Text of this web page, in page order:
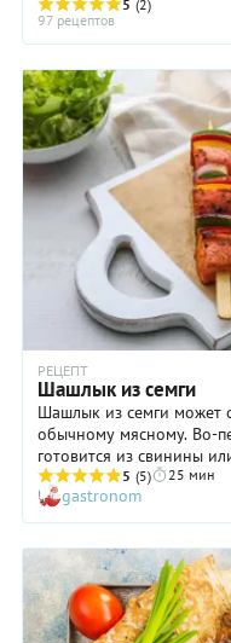
отдельное искусство.
5 (2)
97 рецептов
РЕЦЕПТ
Шашлык из семги
Шашлык из семги может
обычному мясному. Во-
готовится из свинины
рыбы значительно
получается очень
семга — довольно
использовать и более
горбушу или кету. В
жирным. Плюс это или
будет возможность
сделайте это, хотя бы
5 (5) 25 мин
gastronom